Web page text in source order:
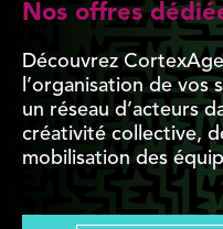
Nos offres
Découvrez
l’organisation de vos
un réseau d’acteurs
créativité collective,
mobilisation des